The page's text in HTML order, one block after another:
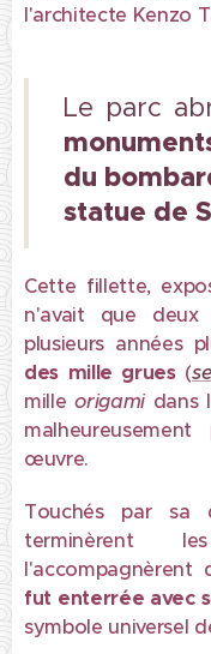
l'architecte Kenzo
Le parc
du
statue de
Cette fillette,
n'avait que deux
plusieurs années
des mille grues(
milleorigamidans
œuvre.
Touchés par sa
terminèrent
l'accompagnèrent
fut enterrée avec
symbole universel